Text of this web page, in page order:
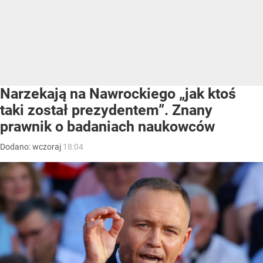
Narzekają na Nawrockiego „jak ktoś
taki został prezydentem”. Znany
prawnik o badaniach naukowców
Dodano:wczoraj 18:04